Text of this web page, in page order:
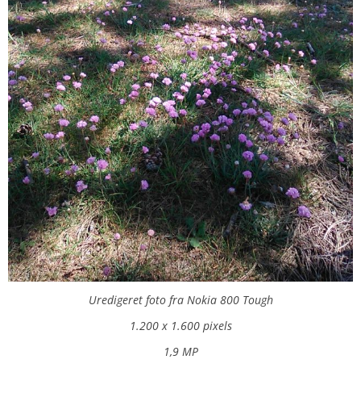
Uredigeret foto fra Nokia 800 Tough
1.200 x 1.600 pixels
1,9 MP